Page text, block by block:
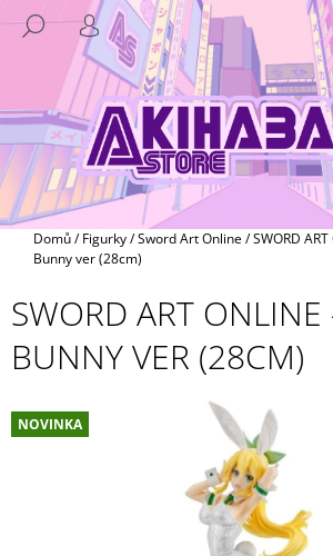
na
HLEDAT
PŘIHLÁŠENÍ
Domů/ Figurky/Sword Art Online/SWORD
Bunny ver (28cm)
SWORD ART ONLINE
BUNNY VER (28CM)
NOVINKA
K
K
ZPĚT
ZPĚT
C
O
P
O
T
Ř
E
B
U
J
E
T